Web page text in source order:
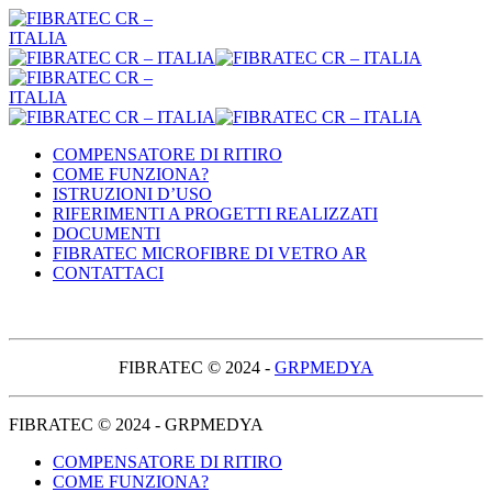
COMPENSATORE DI RITIRO
COME FUNZIONA?
ISTRUZIONI D’USO
RIFERIMENTI A PROGETTI REALIZZATI
DOCUMENTI
FIBRATEC MICROFIBRE DI VETRO AR
CONTATTACI
FIBRATEC © 2024 - GRPMEDYA
FIBRATEC © 2024 - GRPMEDYA
COMPENSATORE DI RITIRO
COME FUNZIONA?